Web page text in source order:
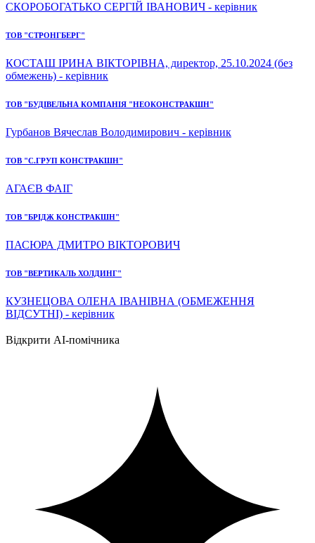
СКОРОБОГАТЬКО СЕРГІЙ ІВАНОВИЧ - керівник
ТОВ "СТРОНГБЕРГ"
КОСТАШ ІРИНА ВІКТОРІВНА, директор, 25.10.2024 (без
обмежень) - керівник
ТОВ "БУДІВЕЛЬНА КОМПАНІЯ "НЕОКОНСТРАКШН"
Гурбанов Вячеслав Володимирович - керівник
ТОВ "С.ГРУП КОНСТРАКШН"
АГАЄВ ФАІГ
ТОВ "БРІДЖ КОНСТРАКШН"
ПАСЮРА ДМИТРО ВІКТОРОВИЧ
ТОВ "ВЕРТИКАЛЬ ХОЛДИНГ"
КУЗНЕЦОВА ОЛЕНА ІВАНІВНА (ОБМЕЖЕННЯ
ВІДСУТНІ) - керівник
Відкрити AI-помічника